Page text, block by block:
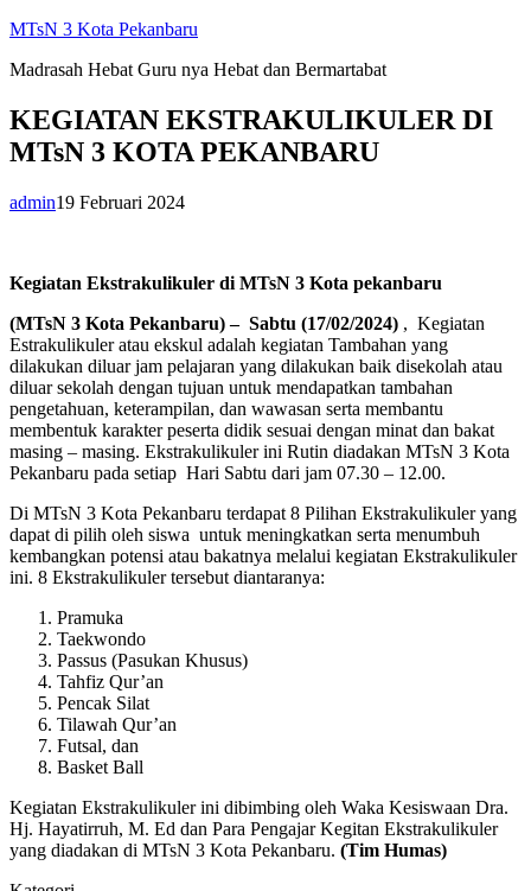
MTsN 3 Kota Pekanbaru
Madrasah Hebat Guru nya Hebat dan Bermartabat
KEGIATAN EKSTRAKULIKULER DI
MTsN 3 KOTA PEKANBARU
admin19 Februari 2024
Kegiatan Ekstrakulikuler di MTsN 3 Kota pekanbaru
(MTsN 3 Kota Pekanbaru) – Sabtu (17/02/2024) , Kegiatan
Estrakulikuler atau ekskul adalah kegiatan Tambahan yang
dilakukan diluar jam pelajaran yang dilakukan baik disekolah atau
diluar sekolah dengan tujuan untuk mendapatkan tambahan
pengetahuan, keterampilan, dan wawasan serta membantu
membentuk karakter peserta didik sesuai dengan minat dan bakat
masing – masing. Ekstrakulikuler ini Rutin diadakan MTsN 3 Kota
Pekanbaru pada setiap Hari Sabtu dari jam 07.30 – 12.00.
Di MTsN 3 Kota Pekanbaru terdapat 8 Pilihan Ekstrakulikuler yang
dapat di pilih oleh siswa untuk meningkatkan serta menumbuh
kembangkan potensi atau bakatnya melalui kegiatan Ekstrakulikuler
ini. 8 Ekstrakulikuler tersebut diantaranya:
Pramuka
Taekwondo
Passus (Pasukan Khusus)
Tahfiz Qur’an
Pencak Silat
Tilawah Qur’an
Futsal, dan
Basket Ball
Kegiatan Ekstrakulikuler ini dibimbing oleh Waka Kesiswaan Dra.
Hj. Hayatirruh, M. Ed dan Para Pengajar Kegitan Ekstrakulikuler
yang diadakan di MTsN 3 Kota Pekanbaru. (Tim Humas)